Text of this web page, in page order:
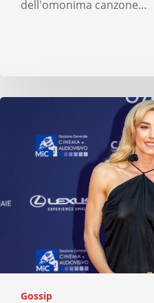
dell'omonima canzone…
Gossip